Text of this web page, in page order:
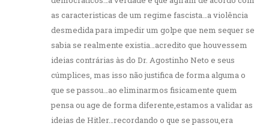
as caracteristicas de um regime fascista…a violência
desmedida para impedir um golpe que nem sequer se
sabia se realmente existia…acredito que houvessem
ideias contrárias às do Dr. Agostinho Neto e seus
cúmplices, mas isso não justifica de forma alguma o
que se passou…ao eliminarmos fisicamente quem
pensa ou age de forma diferente,estamos a validar as
ideias de Hitler…recordando o que se passou,era